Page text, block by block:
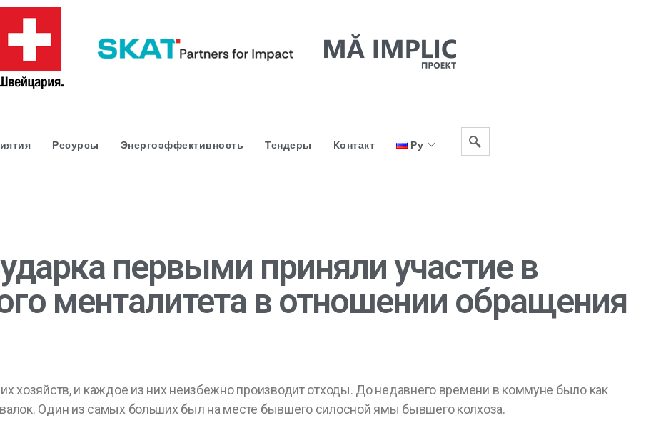
Ресурсы Энергоэффективность Тендеры Kонтакт Ру
первыми приняли участие в
менталитета в отношении обращения
хозяйств, и каждое из них неизбежно производит отходы. До недавнего времени в коммуне было как
Один из самых больших был на месте бывшего силосной ямы бывшего колхоза.